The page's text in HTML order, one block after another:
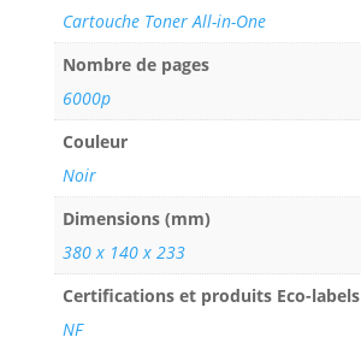
Cartouche Toner All-in-One
Nombre de pages
6000p
Couleur
Noir
Dimensions (mm)
380 x 140 x 233
Certifications et produits Eco-labels
NF